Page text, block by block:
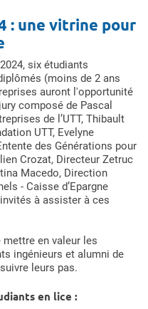
: une vitrine pour
six étudiants
(moins de 2 ans
auront l'opportunité
composé de Pascal
de l’UTT, Thibault
UTT, Evelyne
des Générations pour
Crozat, Directeur Zetruc
Macedo, Direction
- Caisse d’Epargne
à assister à ces
en valeur les
ingénieurs et alumni de
leurs pas.
en lice :